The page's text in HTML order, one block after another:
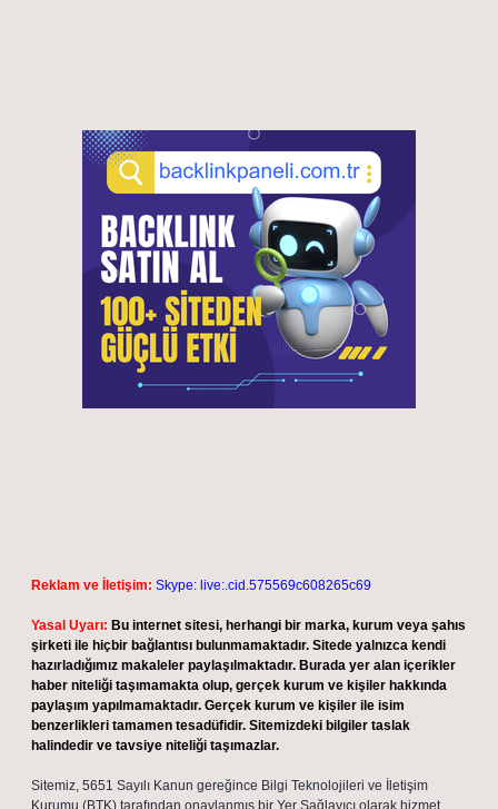
Reklam ve İletişim: Skype: live:.cid.575569c608265c69
Yasal Uyarı: Bu internet sitesi, herhangi bir marka, kurum veya şahıs
şirketi ile hiçbir bağlantısı bulunmamaktadır. Sitede yalnızca kendi
hazırladığımız makaleler paylaşılmaktadır. Burada yer alan içerikler
haber niteliği taşımamakta olup, gerçek kurum ve kişiler hakkında
paylaşım yapılmamaktadır. Gerçek kurum ve kişiler ile isim
benzerlikleri tamamen tesadüfidir. Sitemizdeki bilgiler taslak
halindedir ve tavsiye niteliği taşımazlar.
Sitemiz, 5651 Sayılı Kanun gereğince Bilgi Teknolojileri ve İletişim
Kurumu (BTK) tarafından onaylanmış bir Yer Sağlayıcı olarak hizmet